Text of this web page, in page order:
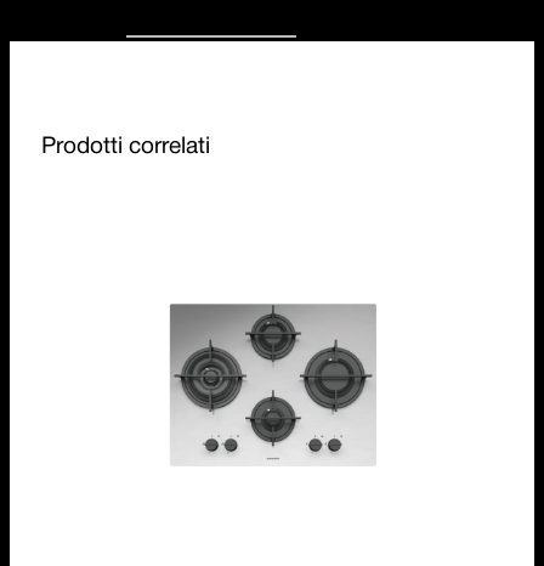
Prodotti correlati